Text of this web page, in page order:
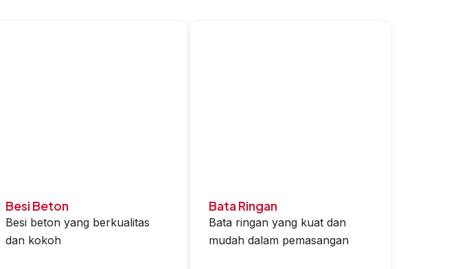
Besi Beton
Besi beton yang berkualitas
dan kokoh
Bata Ringan
Bata ringan yang kuat dan
mudah dalam pemasangan